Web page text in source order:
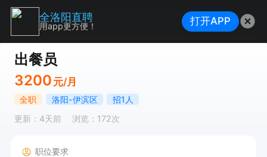
出餐员
3200 元/月
全职 洛阳-伊滨区
招1人
更新：4天前
浏览：172次
职位要求
全洛阳直聘
用app更方便！ 打开APP